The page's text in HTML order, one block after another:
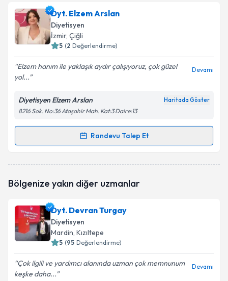
Dyt. Elzem Arslan
Diyetisyen
İzmir, Çiğli
5 (2 Değerlendirme)
Elzem hanım ile yaklaşık aydır çalışıyoruz, çok güzel
yol...
Devamı
Diyetisyen Elzem Arslan Haritada Göster
8216 Sok. No:36 Ataşahir Mah. Kat:3 Daire:13
Randevu Talep Et
Randevu Takvimi Talebi
oluşturun. Size bu uzmandan randevu almanız için bir
E-posta Adresiniz
Kişisel verilerimin işlenmesine ilişkinAydınlatma
Metni
Bölgenize yakın diğer uzmanlar
Dyt. Devran Turgay
Diyetisyen
Mardin, Kızıltepe
5 (95 Değerlendirme)
Çok ilgili ve yardımcı alanında uzman çok memnunum
keşke daha...
Devamı